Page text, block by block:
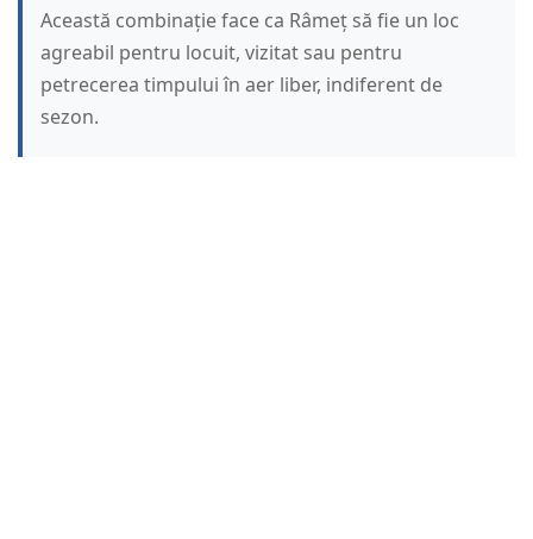
Această combinație face ca Râmeț să fie un loc
agreabil pentru locuit, vizitat sau pentru
petrecerea timpului în aer liber, indiferent de
sezon.